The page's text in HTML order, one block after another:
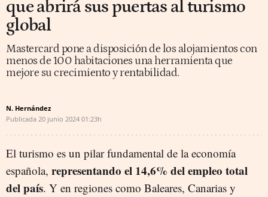
que abrirá sus puertas al turismo
global
Mastercard pone a disposición de los alojamientos con
menos de 100 habitaciones una herramienta que
mejore su crecimiento y rentabilidad.
N. Hernández
Publicada 20 junio 2024 01:23h
El turismo es un pilar fundamental de la economía
española, representando el 14,6% del empleo total
del país. Y en regiones como Baleares, Canarias y